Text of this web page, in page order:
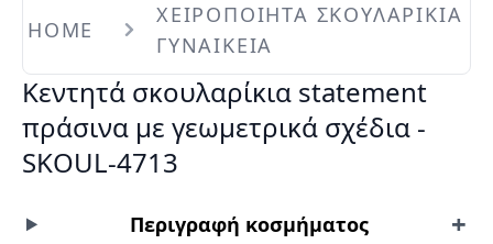
HOME
ΧΕΙΡΟΠΟΙΗΤΑ ΣΚΟΥΛΑΡΙΚΙΑ
ΓΥΝΑΙΚΕΙΑ
Κεντητά σκουλαρίκια statement
πράσινα με γεωμετρικά σχέδια -
SKOUL-4713
Περιγραφή κοσμήματος +